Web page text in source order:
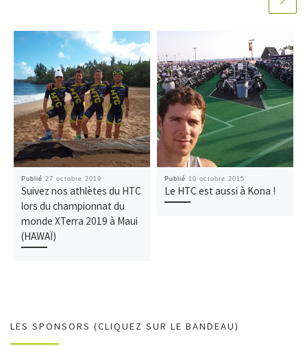
Publié 27 octobre 2019
Suivez nos athlètes du HTC
lors du championnat du
monde XTerra 2019 à Maui
(HAWAÏ)
Publié 10 octobre 2015
Le HTC est aussi à Kona !
LES SPONSORS (CLIQUEZ SUR LE BANDEAU)